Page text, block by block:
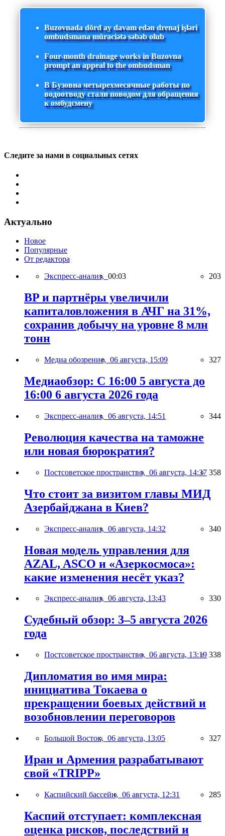
Buzovnada dörd ay davam edən drenaj işləri
ombudsmana müraciətə səbəb olub
Four-month drainage works in Buzovna
prompt an appeal to the ombudsman
В Бузовна четырехмесячные работы по
водоотводу стали поводом для обращения
к омбудсмену
Следите за нами в социальных сетях
Актуально
Новое
Популярные
От редактора
Экспресс-анализ, 00:03 203
BP и партнёры увеличили
капиталовложения в АЧГ на 31%,
сохранив добычу на уровне 8 млн
тонн
Медиа обозрение, 06 августа, 15:09 327
Медиаобзор: С 16:00 5 августа до
16:00 6 августа 2026 года
Экспресс-анализ, 06 августа, 14:51 344
Революция качества на таможне
или новая бюрократия?
Постсоветское пространство, 06 августа, 14:37 358
Что стоит за визитом главы МИД
Азербайджана в Киев?
Экспресс-анализ, 06 августа, 14:32 340
Новая модель управления для
AZAL, ASCO и «Азеркосмоса»:
какие изменения несёт указ?
Экспресс-анализ, 06 августа, 13:43 330
Судебный обзор: 3–5 августа 2026
года
Постсоветское пространство, 06 августа, 13:19 338
Дипломатия во имя мира:
инициатива Токаева о
прекращении боевых действий и
возобновлении переговоров
Большой Восток, 06 августа, 13:05 327
Иран и Армения разрабатывают
свой «TRIPP»
Каспийский бассейн, 06 августа, 12:31 285
Каспий отступает: комплексная
оценка рисков, последствий и